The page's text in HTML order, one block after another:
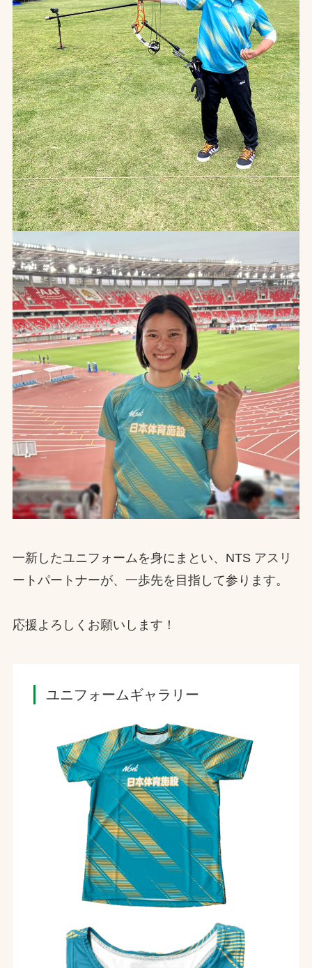
一新したユニフォームを身にまとい、NTS アスリ
ートパートナーが、一歩先を目指して参ります。
応援よろしくお願いします！
ユニフォームギャラリー